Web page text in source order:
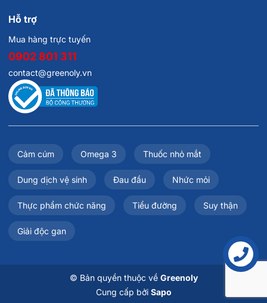
Hỗ trợ
Mua hàng trực tuyến
0902 801 311
contact@greenoly.vn
Cảm cúm Omega 3 Thuốc nhỏ mắt
Dung dịch vệ sinh Đau đầu Nhức mỏi
Thực phẩm chức năng Tiểu đường Suy thận
Giải độc gan
© Bản quyền thuộc về Greenoly
Cung cấp bởi Sapo
Liên hệ